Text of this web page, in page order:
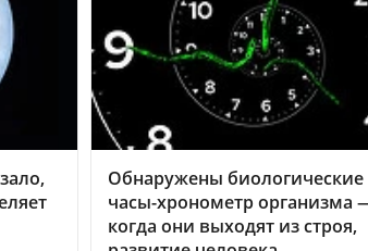
Обнаружены биологические
часы-хронометр организма
когда они выходят из строя,